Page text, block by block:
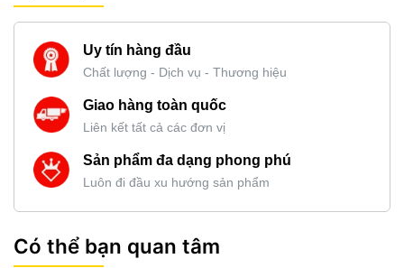
Uy tín hàng đầu
Chất lượng - Dịch vụ - Thương hiệu
Giao hàng toàn quốc
Liên kết tất cả các đơn vị
Sản phẩm đa dạng phong phú
Luôn đi đầu xu hướng sản phẩm
Có thể bạn quan tâm